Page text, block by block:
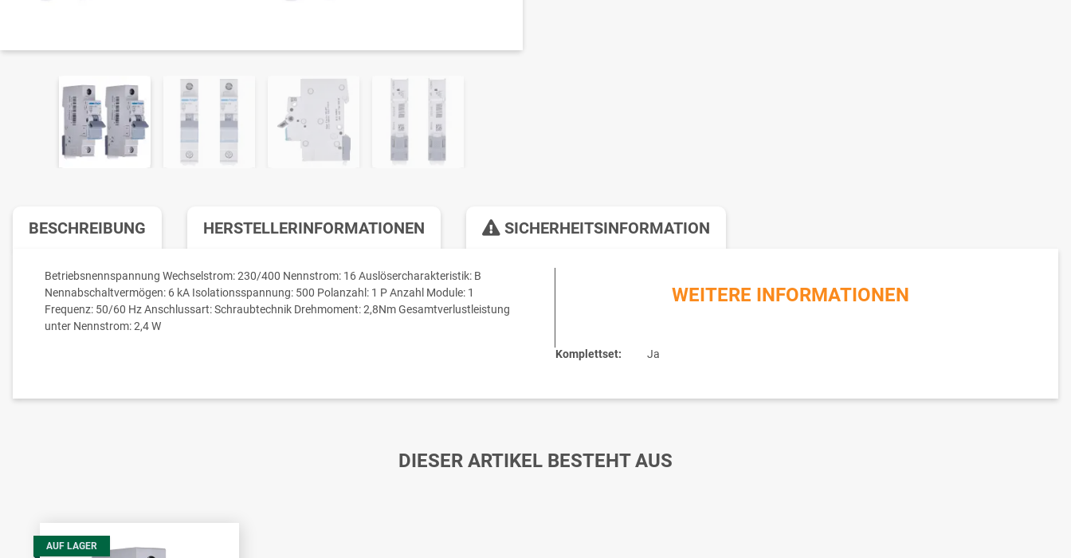
BESCHREIBUNG HERSTELLERINFORMATIONEN SICHERHEITSINFORMATION
Betriebsnennspannung Wechselstrom: 230/400 Nennstrom: 16 Auslösercharakteristik: B
Nennabschaltvermögen: 6 kA Isolationsspannung: 500 Polanzahl: 1 P Anzahl Module: 1
Frequenz: 50/60 Hz Anschlussart: Schraubtechnik Drehmoment: 2,8Nm Gesamtverlustleistung
unter Nennstrom: 2,4 W
WEITERE INFORMATIONEN
Komplettset: Ja
DIESER ARTIKEL BESTEHT AUS
AUF LAGER